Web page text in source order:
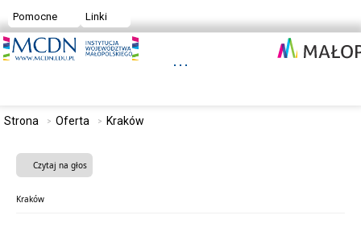
Pomocne Linki
Strona Oferta Kraków
Czytaj na głos
Kraków